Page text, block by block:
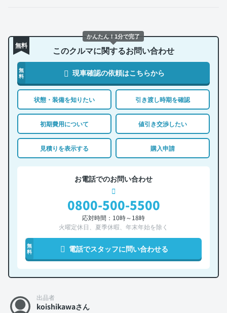
無料 このクルマに関するお問い合わせ
無
料
現車確認の依頼はこちらから
状態・装備を知りたい 引き渡し時期を確認
初期費用について 値引き交渉したい
見積りを表示する 購入申請
お電話でのお問い合わせ
0800-500-5500
応対時間：10時～18時
火曜定休日、夏季休暇、年末年始を除く
無
料
電話でスタッフに問い合わせる
出品者
koishikawaさん
かんたん！1分で完了